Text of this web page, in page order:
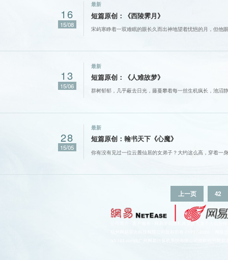
最新
短篇原创：《西陵霁月》
宋屿寒睁着一双难眠的眼长久而出神地望着忧悒的月，但他
16
15/08
最新
短篇原创：《人难故梦》
群树郁郁，几乎蔽去日光，藤蔓攀着每一丝生机疯长，池沼
13
15/06
最新
短篇原创：翰书天下《心魔》
你有没有见过一位云麓仙居的女弟子？大约这么高，穿着一
28
15/05
上一页 42
网易游戏隐私政策及儿童个人信息